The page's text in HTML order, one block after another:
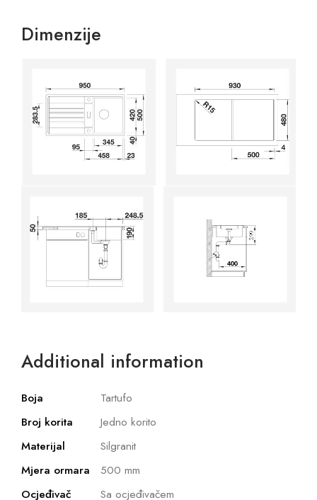
Dimenzije
Additional information
Boja
Tartufo
Broj korita
Jedno korito
Materijal
Silgranit
Mjera ormara
500 mm
Ocjeđivač
Sa ocjeđivačem